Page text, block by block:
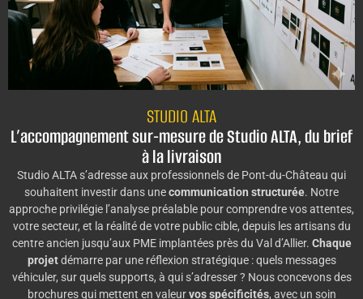
STUDIO ALTA
L’accompagnement sur-mesure de Studio ALTA, du brief
à la livraison
Studio ALTA s’adresse aux professionnels de Pont-du-Château qui
souhaitent investir dans unecommunication structurée. Notre
approche privilégie l’analyse préalable pour comprendre vos attentes,
votre secteur, et la réalité de votre public cible, depuis les artisans du
centre ancien jusqu’aux PME implantées près du Val d’Allier. Chaque
projetdémarre par une réflexion stratégique : quels messages
véhiculer, sur quels supports, à qui s’adresser ? Nous concevons des
brochures qui mettent en valeurvos spécificités, avec un soin